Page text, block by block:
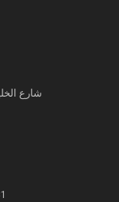
شارع